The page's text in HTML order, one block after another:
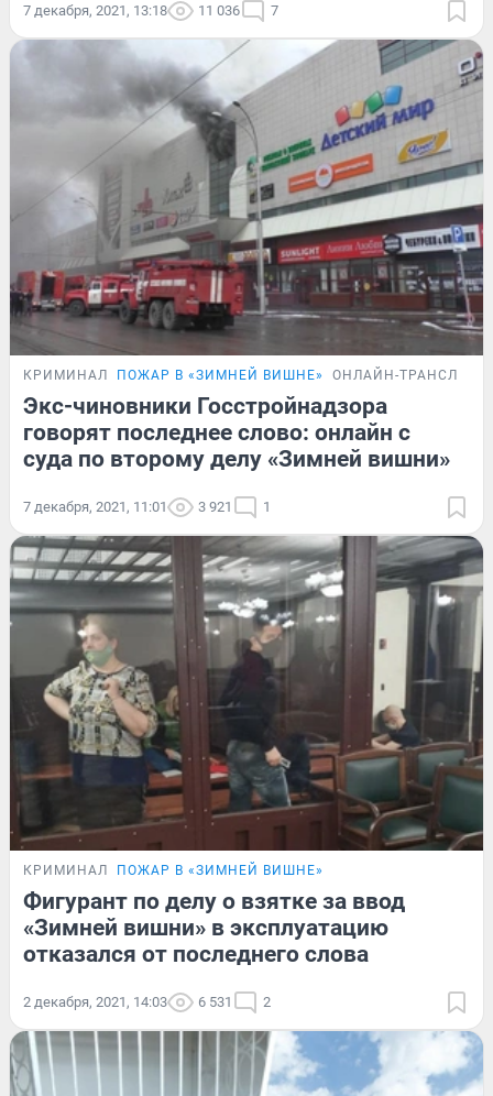
7 декабря, 2021, 13:18 11 036 7
КРИМИНАЛ ПОЖАР В «ЗИМНЕЙ ВИШНЕ» ОНЛАЙН-
Экс-чиновники Госстройнадзора
говорят последнее слово: онлайн с
суда по второму делу «Зимней вишни»
7 декабря, 2021, 11:01 3 921 1
КРИМИНАЛ ПОЖАР В «ЗИМНЕЙ ВИШНЕ»
Фигурант по делу о взятке за ввод
«Зимней вишни» в эксплуатацию
отказался от последнего слова
2 декабря, 2021, 14:03 6 531 2